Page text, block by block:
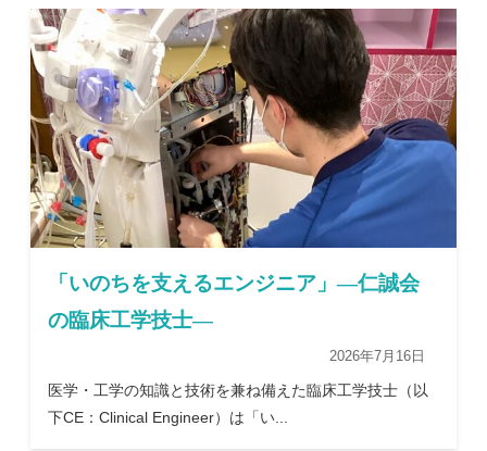
「いのちを支えるエンジニア」―仁誠会
の臨床工学技士―
2026年7月16日
医学・工学の知識と技術を兼ね備えた臨床工学技士（以
下CE：Clinical Engineer）は「い...